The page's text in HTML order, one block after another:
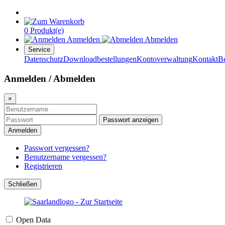
0 Produkt(e)
Anmelden
Abmelden
Service
DatenschutzDownloadbestellungenKontoverwaltungKontakt
Anmelden / Abmelden
×
Passwort anzeigen
Anmelden
Passwort vergessen?
Benutzername vergessen?
Registrieren
Schließen
Open Data